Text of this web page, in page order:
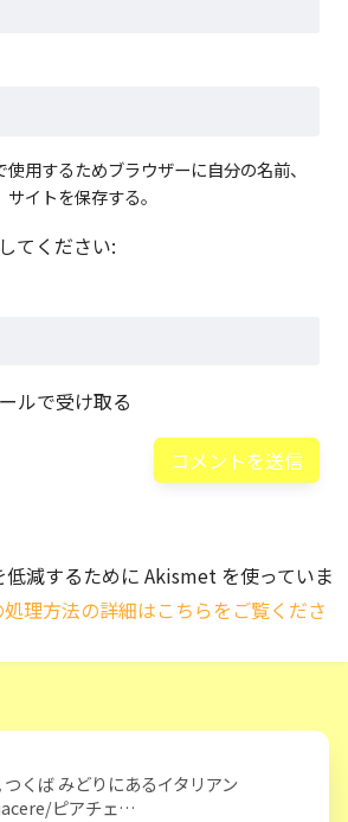
用するためブラウザーに自分の名前、
イトを保存する。
てください:
ルで受け取る
低減するために Akismet を使っていま
理方法の詳細はこちらをご覧くださ
つくば みどりにあるイタリアン
ピアチェ…